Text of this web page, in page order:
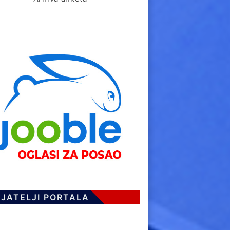
PORTALA